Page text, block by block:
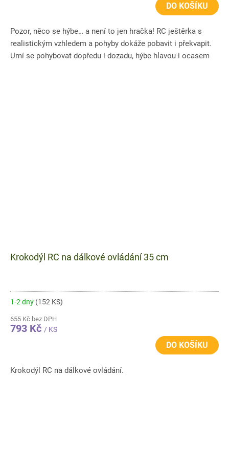
DO KOŠÍKU
Pozor, něco se hýbe… a není to jen hračka! RC ještěrka s
realistickým vzhledem a pohyby dokáže pobavit i překvapit.
Umí se pohybovat dopředu i dozadu, hýbe hlavou i ocasem
Krokodýl RC na dálkové ovládání 35 cm
1-2 dny (152 KS)
655 Kč bez DPH
793 Kč / KS
DO KOŠÍKU
Krokodýl RC na dálkové ovládání.